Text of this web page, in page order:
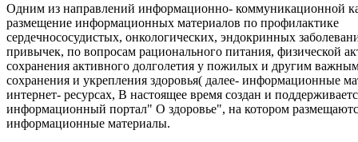
Одним из направлений информационно- коммуникационной
размещение информационных материалов по профилактике
сердечнососудистых, онкологических, эндокринных
привычек, по вопросам рационального питания, физической
сохранения активного долголетия у пожилых и другим
сохранения и укрепления здоровья( далее- информационные
интернет- ресурсах, В настоящее время создан и
информационный портал" О здоровье", на котором
информационные материалы.